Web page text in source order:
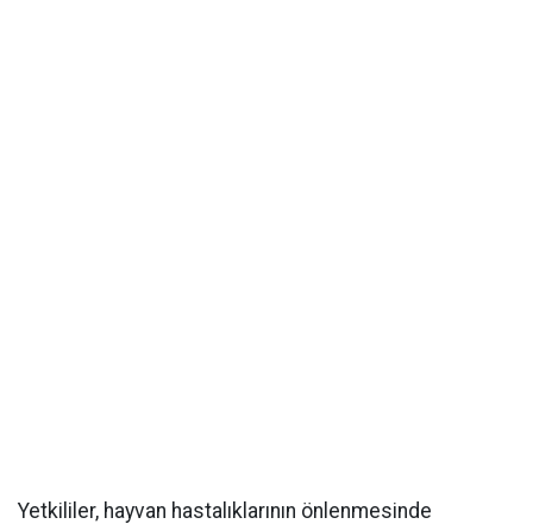
Yetkililer, hayvan hastalıklarının önlenmesinde